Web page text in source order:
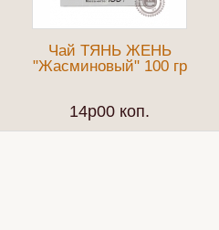
Чай ТЯНЬ ЖЕНЬ
"Жасминовый" 100 гр
14p00 коп.